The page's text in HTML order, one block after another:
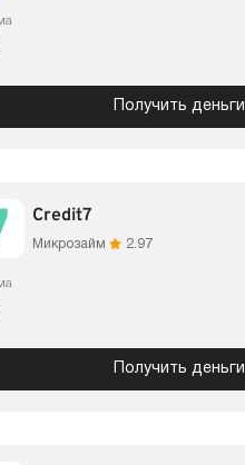
Получить деньги
Credit7
Микрозайм 2.97
Получить деньги